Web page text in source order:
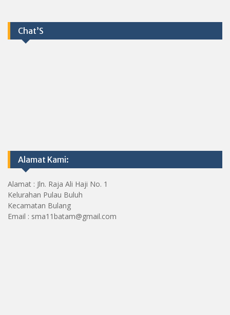
Chat’S
Alamat Kami:
Alamat : Jln. Raja Ali Haji No. 1
Kelurahan Pulau Buluh
Kecamatan Bulang
Email : sma11batam@gmail.com